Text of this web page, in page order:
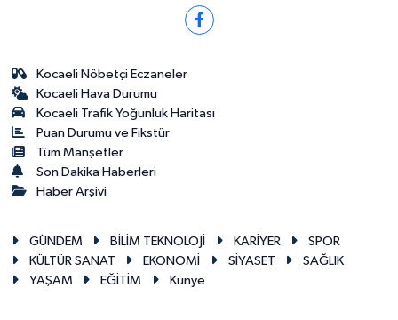
Kocaeli Nöbetçi Eczaneler
Kocaeli Hava Durumu
Kocaeli Trafik Yoğunluk Haritası
Puan Durumu ve Fikstür
Tüm Manşetler
Son Dakika Haberleri
Haber Arşivi
GÜNDEM BİLİM TEKNOLOJİ KARİYER
SPOR
KÜLTÜR SANAT
EKONOMİ SİYASET
SAĞLIK
YAŞAM
EĞİTİM Künye